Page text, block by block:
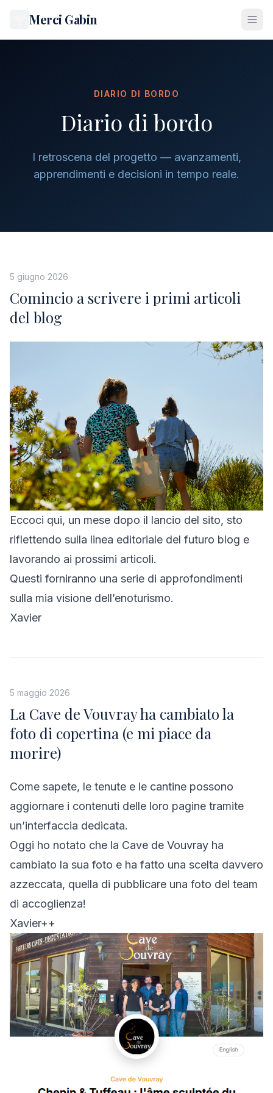
Merci Gabin
DIARIO DI BORDO
Diario di bordo
I retroscena del progetto — avanzamenti,
apprendimenti e decisioni in tempo reale.
5 giugno 2026
Comincio a scrivere i primi articoli
del blog
Eccoci qui, un mese dopo il lancio del sito, sto
riflettendo sulla linea editoriale del futuro blog e
lavorando ai prossimi articoli.
Questi forniranno una serie di approfondimenti
sulla mia visione dell’enoturismo.
Xavier
5 maggio 2026
La Cave de Vouvray ha cambiato la
foto di copertina (e mi piace da
morire)
Come sapete, le tenute e le cantine possono
aggiornare i contenuti delle loro pagine tramite
un’interfaccia dedicata.
Oggi ho notato che la Cave de Vouvray ha
cambiato la sua foto e ha fatto una scelta davvero
azzeccata, quella di pubblicare una foto del team
di accoglienza!
Xavier++